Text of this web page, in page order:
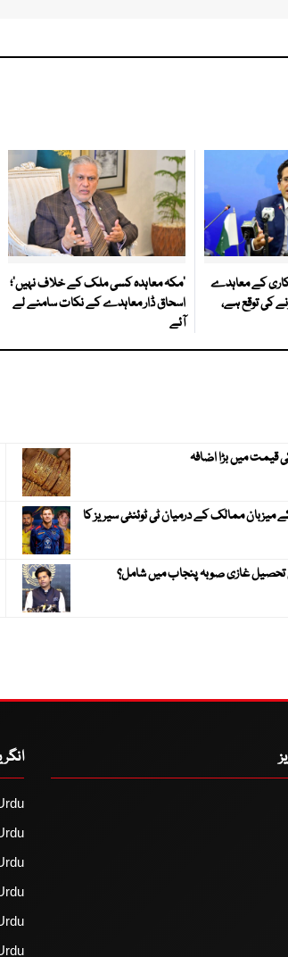
کاری کے معاہدے
کی توقع ہے،
‘مکہ معاہدہ کسی ملک کے خلاف نہیں’؛
اسحاق ڈار معاہدے کے نکات سامنے لے
آئے
کپ 2027 کے میزبان ممالک کے درمیان ٹی ٹوئنٹی سیریز کا
تحصیل غازی صوبہ پنجاب میں شامل؟